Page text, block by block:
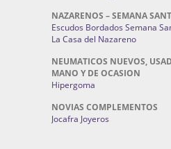
NAZARENOS – SEMANA
Escudos Bordados Semana
La Casa del Nazareno
NEUMATICOS NUEVOS,
MANO Y DE OCASION
Hipergoma
NOVIAS COMPLEMENTOS
Jocafra Joyeros